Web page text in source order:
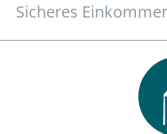
Sicheres